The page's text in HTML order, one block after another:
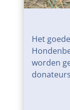
Het
worden